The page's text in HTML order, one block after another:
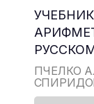
КЛАСС...
ПЧЁЛКО